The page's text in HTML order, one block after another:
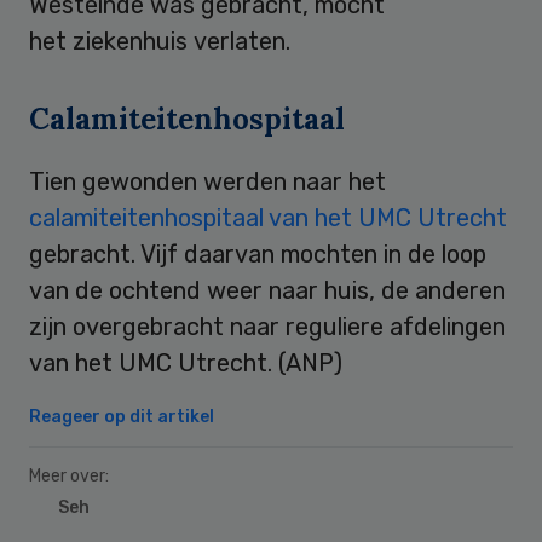
het ziekenhuis verlaten.
Calamiteitenhospitaal
Tien gewonden werden naar het
calamiteitenhospitaal van het UMC Utrecht
gebracht. Vijf daarvan mochten in de loop
van de ochtend weer naar huis, de anderen
zijn overgebracht naar reguliere afdelingen
van het UMC Utrecht. (ANP)
Reageer op dit artikel
Meer over:
Seh